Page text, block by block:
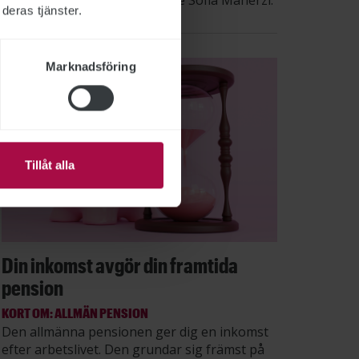
tjänster.
Marknadsföring
Tillåt alla
Din inkomst avgör din framtida
pension
KORT OM: ALLMÄN PENSION
Den allmänna pensionen ger dig en inkomst
efter arbetslivet. Den grundar sig främst på